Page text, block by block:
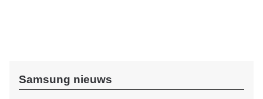
Samsung nieuws